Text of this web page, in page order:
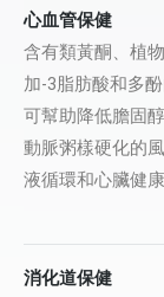
心血管保健
含有類黃酮、植
加-3脂肪酸和多
可幫助降低膽固
動脈粥樣硬化的
液循環和心臟健康
消化道保健